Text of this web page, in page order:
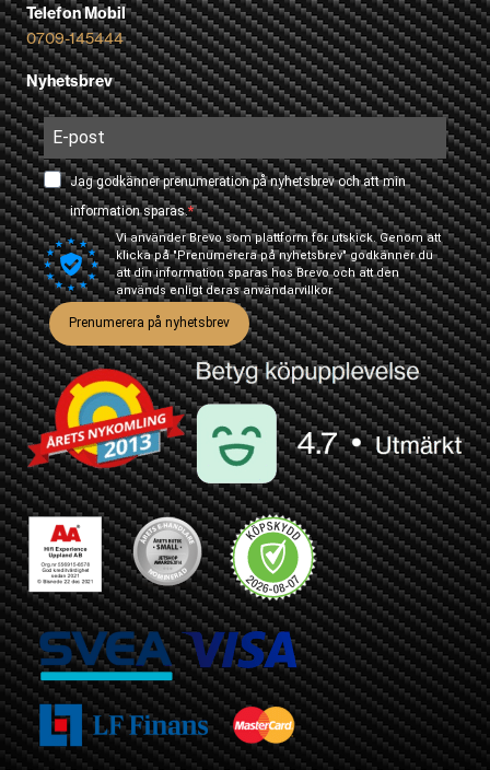
Telefon Mobil
0709-145444
Nyhetsbrev
Jag godkänner prenumeration på nyhetsbrev och att min
information sparas.
Vi använder Brevo som plattform för utskick. Genom att
klicka på "Prenumerera på nyhetsbrev" godkänner du
att din information sparas hos Brevo och att den
används enligt derasanvändarvillkor
Prenumerera på nyhetsbrev